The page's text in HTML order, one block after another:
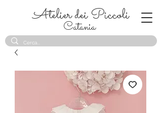
Atelier dei Piccoli
Catania